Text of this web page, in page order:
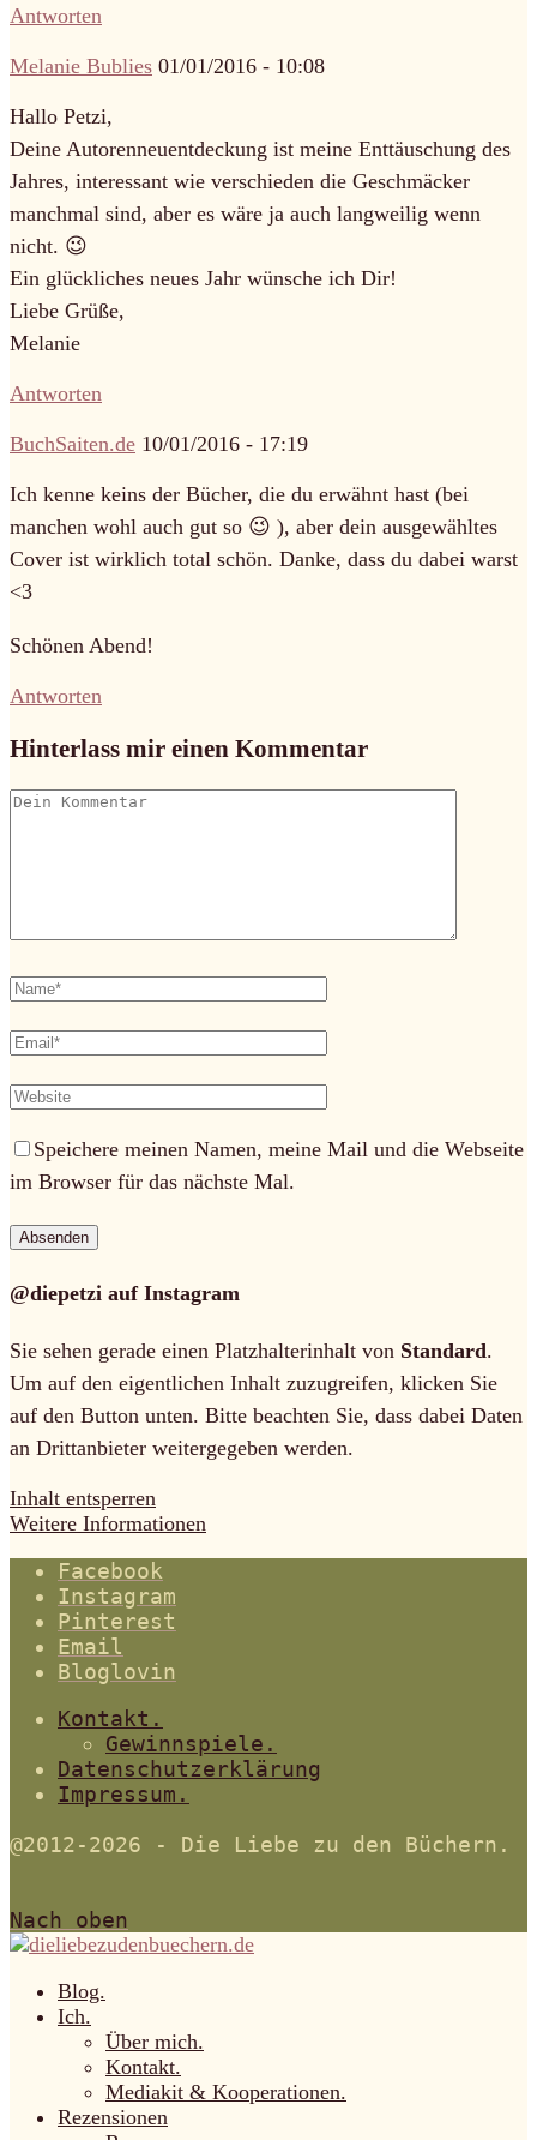
Antworten
Melanie Bublies 01/01/2016 - 10:08
Hallo Petzi,
Deine Autorenneuentdeckung ist meine Enttäuschung des
Jahres, interessant wie verschieden die Geschmäcker
manchmal sind, aber es wäre ja auch langweilig wenn
nicht. 😉
Ein glückliches neues Jahr wünsche ich Dir!
Liebe Grüße,
Melanie
Antworten
BuchSaiten.de 10/01/2016 - 17:19
Ich kenne keins der Bücher, die du erwähnt hast (bei
manchen wohl auch gut so 😉 ), aber dein ausgewähltes
Cover ist wirklich total schön. Danke, dass du dabei warst
<3
Schönen Abend!
Antworten
Hinterlass mir einen Kommentar
Speichere meinen Namen, meine Mail und die Webseite
im Browser für das nächste Mal.
@diepetzi auf Instagram
Sie sehen gerade einen Platzhalterinhalt von Standard.
Um auf den eigentlichen Inhalt zuzugreifen, klicken Sie
auf den Button unten. Bitte beachten Sie, dass dabei Daten
an Drittanbieter weitergegeben werden.
Inhalt entsperren
Weitere Informationen
Facebook
Instagram
Pinterest
Email
Bloglovin
Kontakt.
Gewinnspiele.
Datenschutzerklärung
Impressum.
@2012-2026 - Die Liebe zu den Büchern.
Nach oben
Blog.
Ich.
Über mich.
Kontakt.
Mediakit & Kooperationen.
Rezensionen